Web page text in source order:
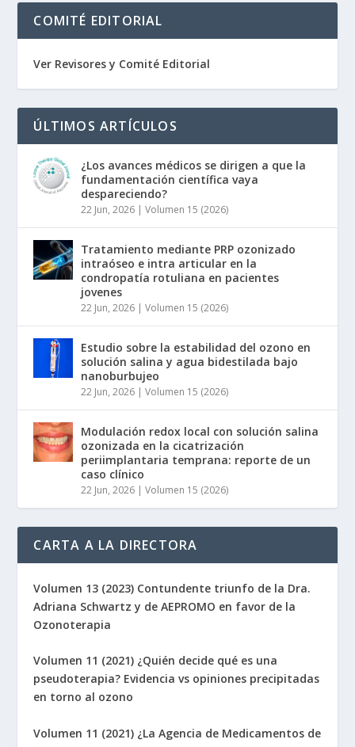
COMITÉ EDITORIAL
Ver Revisores y Comité Editorial
ÚLTIMOS ARTÍCULOS
¿Los avances médicos se dirigen a que la
fundamentación científica vaya
despareciendo?
22 Jun, 2026 |Volumen 15 (2026)
Tratamiento mediante PRP ozonizado
intraóseo e intra articular en la
condropatía rotuliana en pacientes
jovenes
22 Jun, 2026 |Volumen 15 (2026)
Estudio sobre la estabilidad del ozono en
solución salina y agua bidestilada bajo
nanoburbujeo
22 Jun, 2026 |Volumen 15 (2026)
Modulación redox local con solución salina
ozonizada en la cicatrización
periimplantaria temprana: reporte de un
caso clínico
22 Jun, 2026 |Volumen 15 (2026)
CARTA A LA DIRECTORA
Volumen 13 (2023) Contundente triunfo de la Dra.
Adriana Schwartz y de AEPROMO en favor de la
Ozonoterapia
Volumen 11 (2021) ¿Quién decide qué es una
pseudoterapia? Evidencia vs opiniones precipitadas
en torno al ozono
Volumen 11 (2021) ¿La Agencia de Medicamentos de